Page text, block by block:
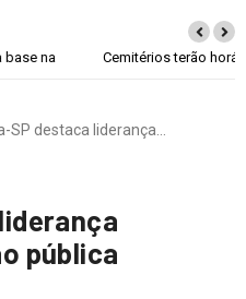
especial e missas no Dia dos Pais
pública